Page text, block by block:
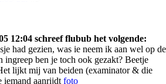
12:04 schreef flubub het volgende:
had gezien, was ie neem ik aan wel op de
ingreep ben je toch ook gezakt? Beetje
lijkt mij van beiden (examinator & die
iemand aanrijdt foto